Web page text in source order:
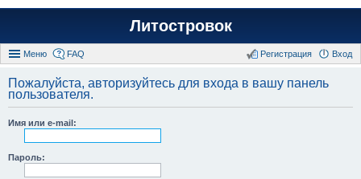
Литостровок
Меню FAQ Вход
Регистрация
Пожалуйста, авторизуйтесь для входа в вашу панель
пользователя.
Имя или e-mail:
Пароль: